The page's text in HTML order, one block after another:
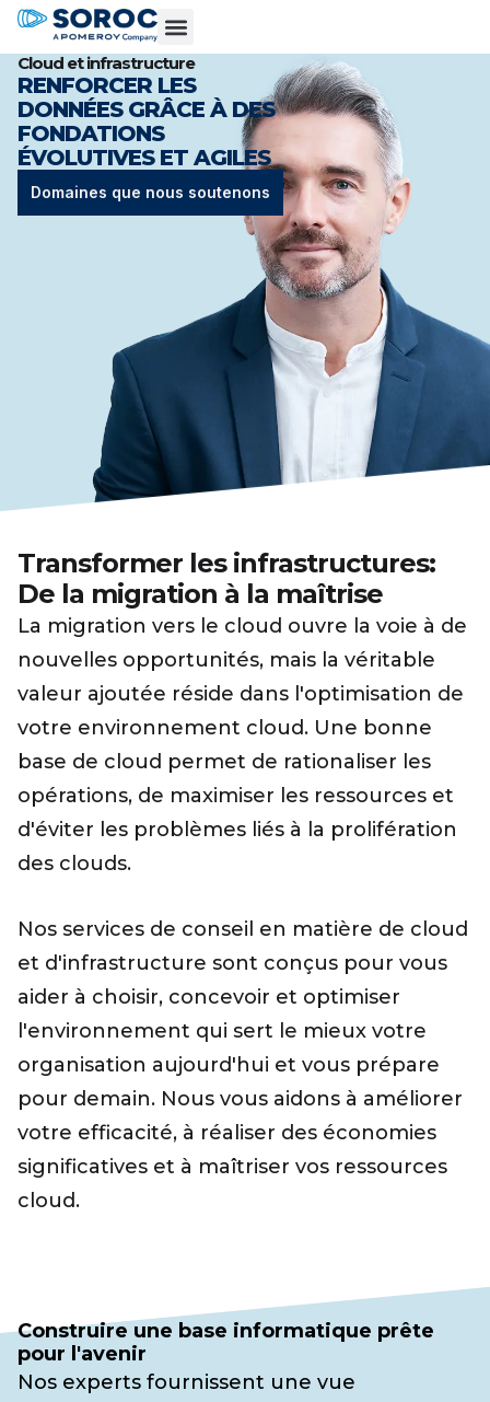
Cloud et infrastructure
RENFORCER LES
DONNÉES GRÂCE À DES
FONDATIONS
ÉVOLUTIVES ET AGILES
Domaines que nous soutenons
Transformer les infrastructures:
De la migration à la maîtrise
La migration vers le cloud ouvre la voie à de
nouvelles opportunités, mais la véritable
valeur ajoutée réside dans l'optimisation de
votre environnement cloud. Une bonne
base de cloud permet de rationaliser les
opérations, de maximiser les ressources et
d'éviter les problèmes liés à la prolifération
des clouds.
Nos services de conseil en matière de cloud
et d'infrastructure sont conçus pour vous
aider à choisir, concevoir et optimiser
l'environnement qui sert le mieux votre
organisation aujourd'hui et vous prépare
pour demain. Nous vous aidons à améliorer
votre efficacité, à réaliser des économies
significatives et à maîtriser vos ressources
cloud.
Construire une base informatique prête
pour l'avenir
Nos experts fournissent une vue